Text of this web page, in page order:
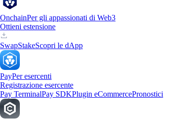
OnchainPer gli appassionati di Web3
Ottieni estensione
SwapStakeScopri le dApp
PayPer esercenti
Registrazione esercente
Pay TerminalPay SDKPlugin eCommercePronostici